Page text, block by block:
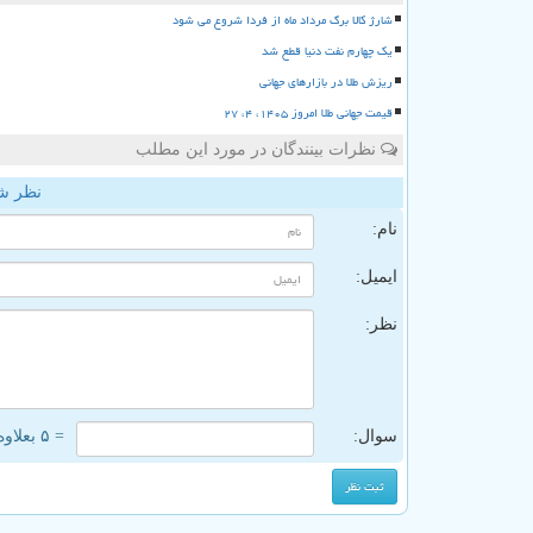
شارژ کالا برگ مرداد ماه از فردا شروع می شود
یک چهارم نفت دنیا قطع شد
ریزش طلا در بازارهای جهانی
قیمت جهانی طلا امروز ۱۴۰۵، ۴، ۲۷
نظرات بینندگان در مورد این مطلب
نظر
نام:
ایمیل:
نظر:
سوال: = ۵ بعلاوه ۳